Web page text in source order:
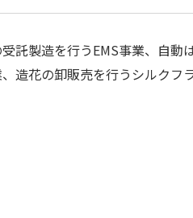
託製造を行うEMS事業、自
造花の卸販売を行うシルク